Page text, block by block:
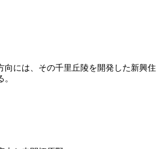
向には、その千里丘陵を開発した新興住